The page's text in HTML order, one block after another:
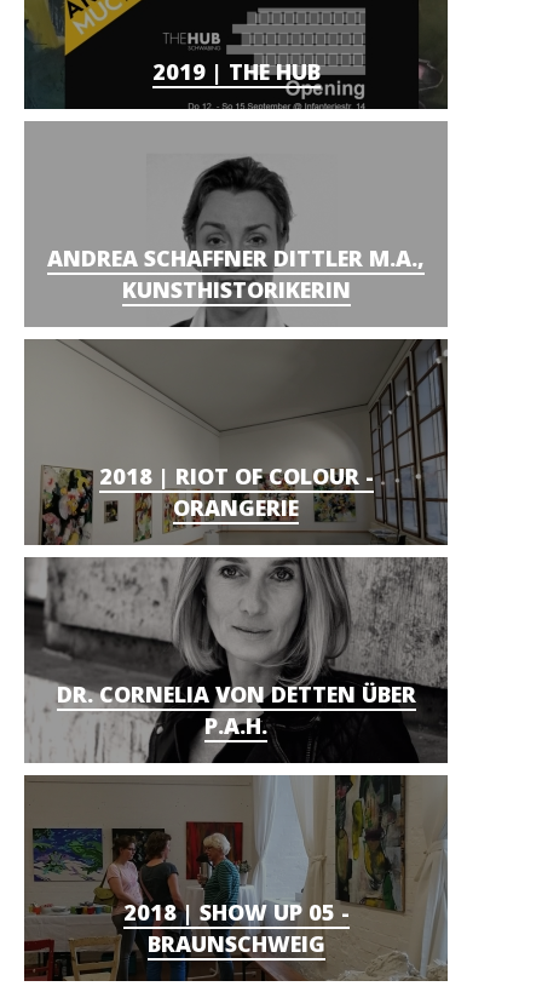
2019 | THE HUB
ANDREA SCHAFFNER DITTLER M.A.,
KUNSTHISTORIKERIN
2018 | RIOT OF COLOUR -
ORANGERIE
DR. CORNELIA VON DETTEN ÜBER
P.A.H.
2018 | SHOW UP 05 -
BRAUNSCHWEIG